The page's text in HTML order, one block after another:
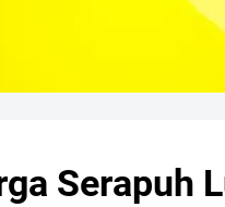
Serapuh